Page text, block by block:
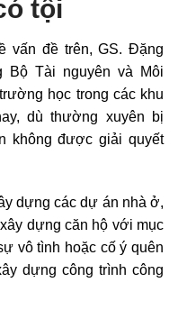
tội
vấn đề trên, GS. Đặng
Bộ Tài nguyên và Môi
học trong các khu
dù thường xuyên bị
không được giải quyết
dựng các dự án nhà ở,
dựng căn hộ với mục
vô tình hoặc cố ý quên
dựng công trình công